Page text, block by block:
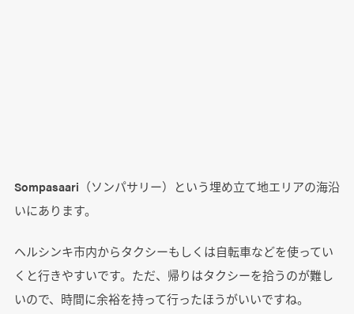
Sompasaari（ソンパサリー）という埋め立て地エリアの海沿
いにあります。
ヘルシンキ市内からタクシーもしくは自転車などを使ってい
くと行きやすいです。ただ、帰りはタクシーを拾うのが難し
いので、時間に余裕を持って行ったほうがいいですね。